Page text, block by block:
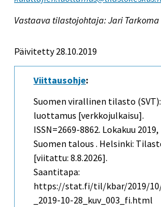
Vastaava tilastojohtaja: Jari Tarkoma
Päivitetty 28.10.2019
Viittausohje:
Suomen virallinen tilasto
luottamus [verkkojulkaisu].
ISSN=2669-8862. Lokakuu
Suomen talous . Helsinki:
[viitattu: 8.8.2026].
Saantitapa:
https://stat.fi/til/kbar/2019/10/
_2019-10-28_kuv_003_fi.html